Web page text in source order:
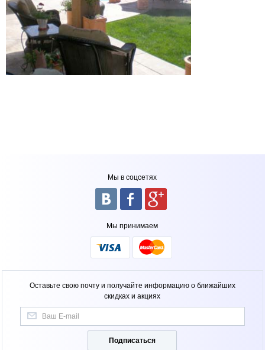
Мы в соцсетях
Мы принимаем
Оставьте свою почту и получайте информацию о ближайших
скидках и акциях
Подписаться